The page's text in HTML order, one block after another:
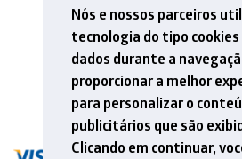
Nós e nossos parceiros
tecnologia do tipo
dados durante a
proporcionar a melhor
para personalizar o
publicitários que são
Clicando em continuar,
Rua Professor Aprígio Gonzaga,
São Judas, São Paulo, SP |
Tel: +55 11 5548
E-mail: